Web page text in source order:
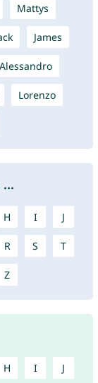
Mattys
James
Alessandro
Lorenzo
H I J
R S T
Z
H I J